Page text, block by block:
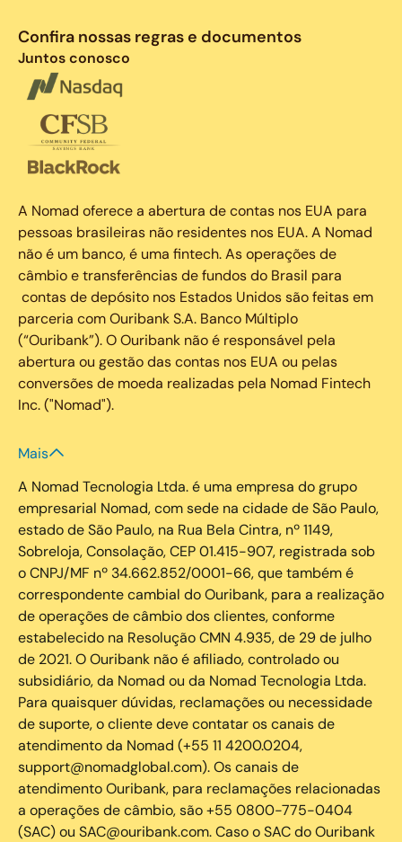
Confira nossas regras e documentos
Juntos conosco
A Nomad oferece a abertura de contas nos EUA para
pessoas brasileiras não residentes nos EUA. A Nomad
não é um banco, é uma fintech. As operações de
câmbio e transferências de fundos do Brasil para
contas de depósito nos Estados Unidos são feitas em
parceria com Ouribank S.A. Banco Múltiplo
(“Ouribank”). O Ouribank não é responsável pela
abertura ou gestão das contas nos EUA ou pelas
conversões de moeda realizadas pela Nomad Fintech
Inc. ("Nomad").
Mais
A Nomad Tecnologia Ltda. é uma empresa do grupo
empresarial Nomad, com sede na cidade de São Paulo,
estado de São Paulo, na Rua Bela Cintra, nº 1149,
Sobreloja, Consolação, CEP 01.415-907, registrada sob
o CNPJ/MF nº 34.662.852/0001-66, que também é
correspondente cambial do Ouribank, para a realização
de operações de câmbio dos clientes, conforme
estabelecido na Resolução CMN 4.935, de 29 de julho
de 2021. O Ouribank não é afiliado, controlado ou
subsidiário, da Nomad ou da Nomad Tecnologia Ltda.
Para quaisquer dúvidas, reclamações ou necessidade
de suporte, o cliente deve contatar os canais de
atendimento da Nomad (+55 11 4200.0204,
support@nomadglobal.com). Os canais de
atendimento Ouribank, para reclamações relacionadas
a operações de câmbio, são +55 0800-775-0404
(SAC) ou SAC@ouribank.com. Caso o SAC do Ouribank